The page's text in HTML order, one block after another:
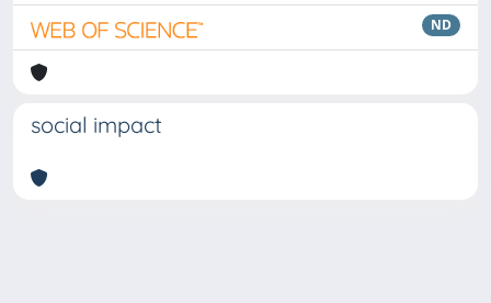
ND
social impact